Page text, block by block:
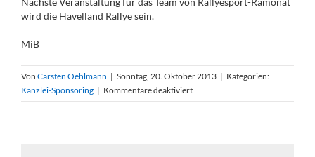
wird die Havelland Rallye sein.
MiB
Von Carsten Oehlmann | Sonntag, 20. Oktober 2013 | Kategorien:
Kanzlei-Sponsoring | Kommentare deaktiviertfür
Visselhöveder